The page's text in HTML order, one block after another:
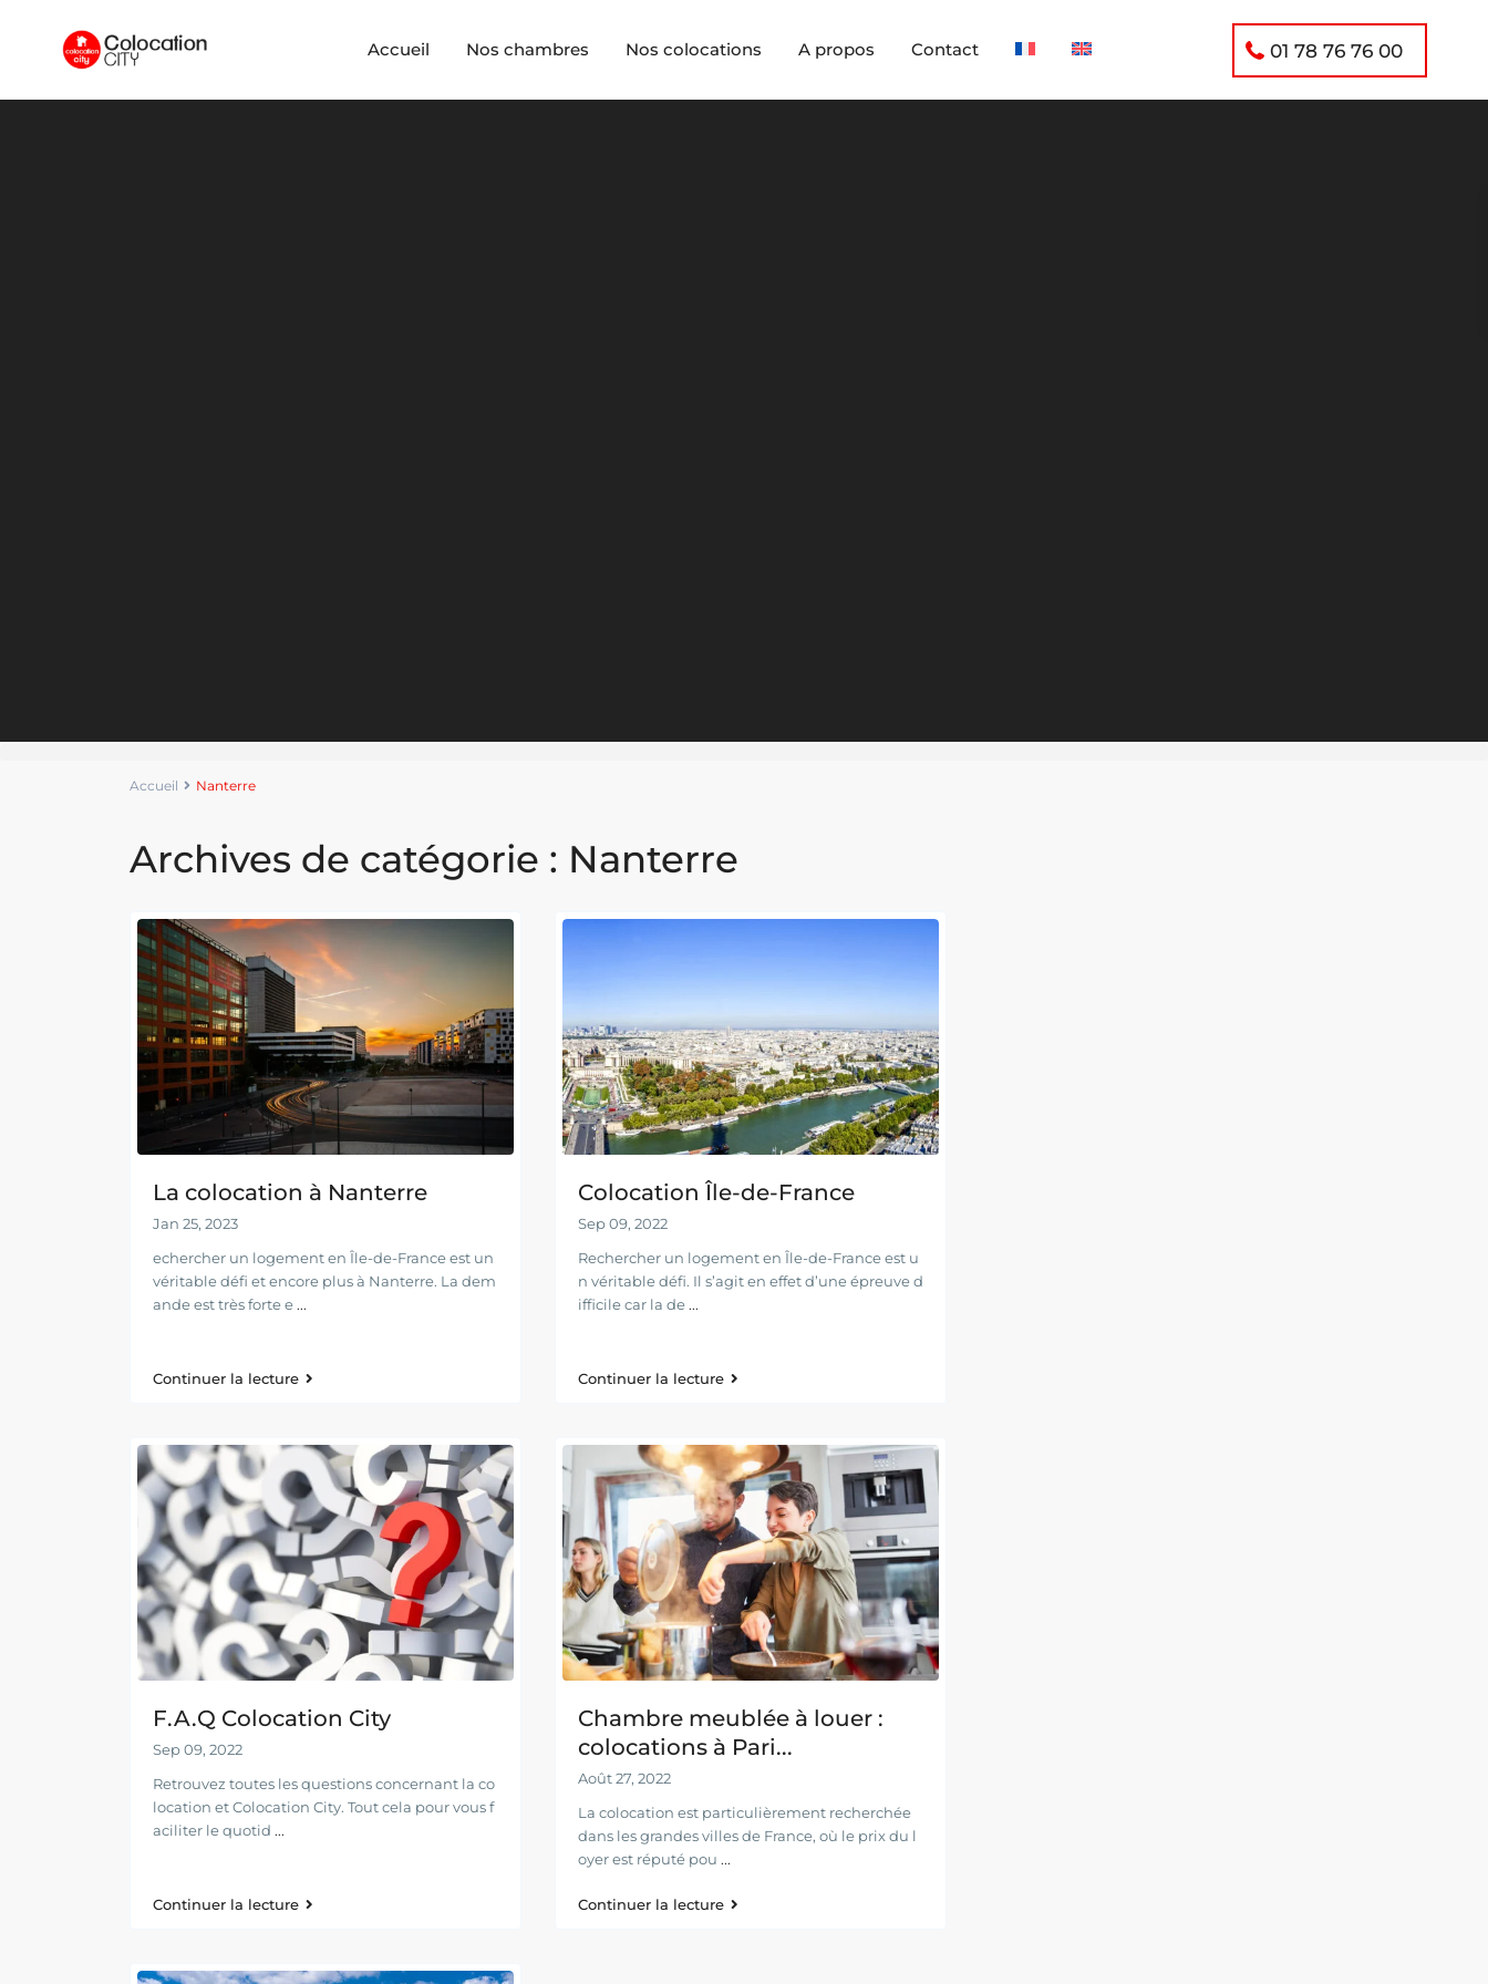
Accueil Nos chambres Nos colocations A propos Contact 01 78 76 76 00
Accueil Nanterre
Archives de catégorie : Nanterre
La colocation à Nanterre
Jan 25, 2023
echercher un logement en Île-de-France est un
véritable défi et encore plus à Nanterre. La dem
ande est très forte e ...
Continuer la lecture
Colocation Île-de-France
Sep 09, 2022
Rechercher un logement en Île-de-France est u
n véritable défi. Il s’agit en effet d’une épreuve d
ifficile car la de ...
Continuer la lecture
F.A.Q Colocation City
Sep 09, 2022
Retrouvez toutes les questions concernant la co
location et Colocation City. Tout cela pour vous f
aciliter le quotid ...
Continuer la lecture
Chambre meublée à louer :
colocations à Pari...
Août 27, 2022
La colocation est particulièrement recherchée
dans les grandes villes de France, où le prix du l
oyer est réputé pou ...
Continuer la lecture